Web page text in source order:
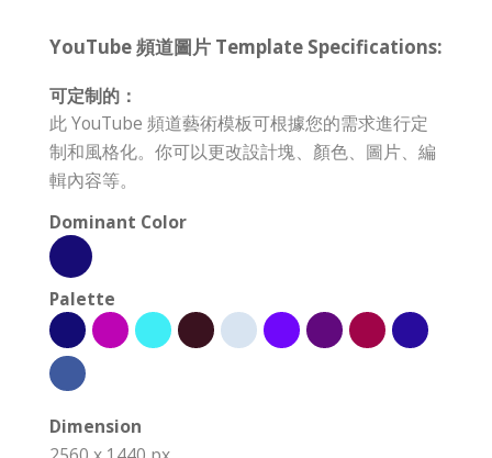
YouTube 頻道圖片 Template Specifications:
可定制的：
此 YouTube 頻道藝術模板可根據您的需求進行定
制和風格化。你可以更改設計塊、顏色、圖片、編
輯內容等。
Dominant Color
Palette
Dimension